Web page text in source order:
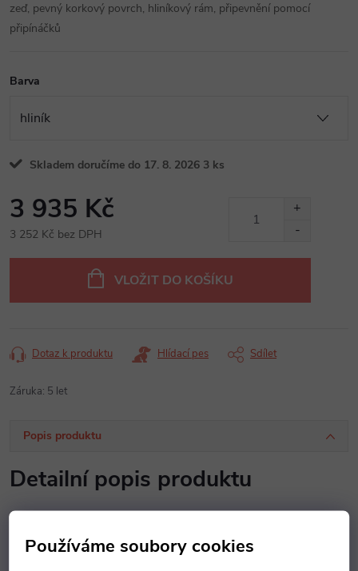
Používáme soubory cookies
zeď, pevný korkový povrch, hliníkový rám, připevnění pomocí
připínáčků
Barva
Skladem doručíme do 17. 8. 2026 3 ks
3 935 Kč
3 252 Kč bez DPH
VLOŽIT DO KOŠÍKU
Dotaz k produktu Hlídací pes Sdílet
Záruka: 5 let
Popis produktu
Detailní popis produktu